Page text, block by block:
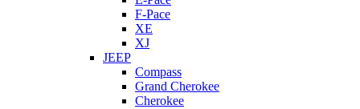
F-Pace
XE
XJ
JEEP
Compass
Grand Cherokee
Cherokee